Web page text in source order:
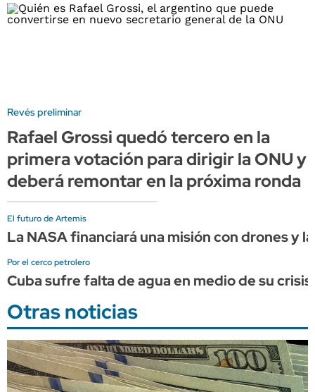
Revés preliminar
Rafael Grossi quedó tercero en la
primera votación para dirigir la ONU y
deberá remontar en la próxima ronda
El futuro de Artemis
La NASA financiará una misión con drones y
Por el cerco petrolero
Cuba sufre falta de agua en medio de su
Otras noticias